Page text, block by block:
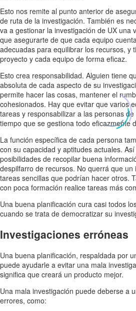
Esto nos remite al punto anterior de
de ruta de la investigación. También es
va a gestionar la investigación de UX una
que asegurarte de que cada equipo
adecuadas para equilibrar los recursos, y
proyecto y cada equipo de forma eficaz.
Esto crea responsabilidad. Alguien tiene
absoluta de cada aspecto de su
permite hacer las cosas, mantener el
cohesionados. Hay que evitar que varios
tareas y responsabilizar a las personas
tiempo que se gestiona todo eficazmente
La función específica de cada persona
con su capacidad y aptitudes actuales.
posibilidades de recopilar buena
despilfarro de recursos. No querrá que
tareas sencillas que podrían hacer otros.
con poca formación realice tareas más
Una buena planificación cura casi todos
cuando se trata de democratizar su
Investigaciones erróneas
Una buena planificación, respaldada por
puede ayudarle a evitar una mala
significa que creará un producto mejor.
Una mala investigación puede deberse a
errores, como: